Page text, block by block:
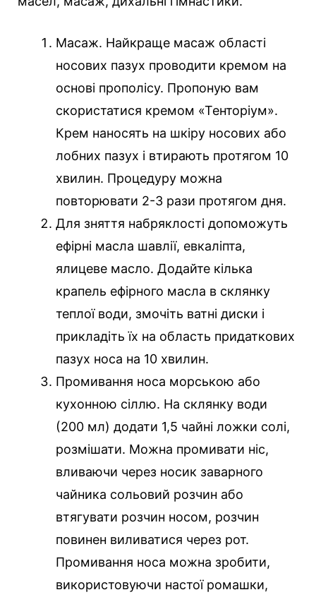
Масаж. Найкраще масаж області
носових пазух проводити кремом на
основі прополісу. Пропоную вам
скористатися кремом «Тенторіум».
Крем наносять на шкіру носових або
лобних пазух і втирають протягом 10
хвилин. Процедуру можна
повторювати 2-3 рази протягом дня.
Для зняття набряклості допоможуть
ефірні масла шавлії, евкаліпта,
ялицеве масло. Додайте кілька
крапель ефірного масла в склянку
теплої води, змочіть ватні диски і
прикладіть їх на область придаткових
пазух носа на 10 хвилин.
Промивання носа морською або
кухонною сіллю. На склянку води
(200 мл) додати 1,5 чайні ложки солі,
розмішати. Можна промивати ніс,
вливаючи через носик заварного
чайника сольовий розчин або
втягувати розчин носом, розчин
повинен виливатися через рот.
Промивання носа можна зробити,
використовуючи настої ромашки,